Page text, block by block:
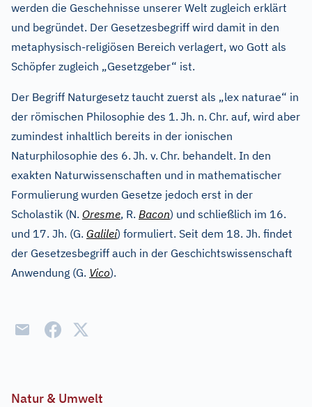
werden die Geschehnisse unserer Welt zugleich erklärt
und begründet. Der Gesetzesbegriff wird damit in den
metaphysisch-religiösen Bereich verlagert, wo Gott als
Schöpfer zugleich „Gesetzgeber“ ist.
Der Begriff Naturgesetz taucht zuerst als „lex naturae“ in
der römischen Philosophie des 1. Jh. n. Chr. auf, wird aber
zumindest inhaltlich bereits in der ionischen
Naturphilosophie des 6. Jh. v. Chr. behandelt. In den
exakten Naturwissenschaften und in mathematischer
Formulierung wurden Gesetze jedoch erst in der
Scholastik (N. Oresme, R. Bacon) und schließlich im 16.
und 17. Jh. (G. Galilei) formuliert. Seit dem 18. Jh. findet
der Gesetzesbegriff auch in der Geschichtswissenschaft
Anwendung (G. Vico).
Natur & Umwelt